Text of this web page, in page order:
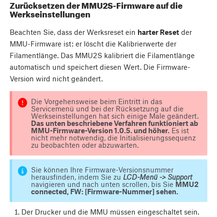
Zurücksetzen der MMU2S-Firmware auf die
Werkseinstellungen
Beachten Sie, dass der Werksreset ein harter Reset der
MMU-Firmware ist: er löscht die Kalibrierwerte der
Filamentlänge. Das MMU2S kalibriert die Filamentlänge
automatisch und speichert diesen Wert. Die Firmware-
Version wird nicht geändert.
Die Vorgehensweise beim Eintritt in das
Servicemenü und bei der Rücksetzung auf die
Werkseinstellungen hat sich einige Male geändert.
Das unten beschriebene Verfahren funktioniert ab
MMU-Firmware-Version 1.0.5. und höher.Es ist
nicht mehr notwendig, die Initialisierungssequenz
zu beobachten oder abzuwarten.
Sie können Ihre Firmware-Versionsnummer
herausfinden, indem Sie zu LCD-Menü -> Support
navigieren und nach unten scrollen, bis Sie MMU2
connected, FW: [Firmware-Nummer] sehen.
Der Drucker und die MMU müssen eingeschaltet sein.